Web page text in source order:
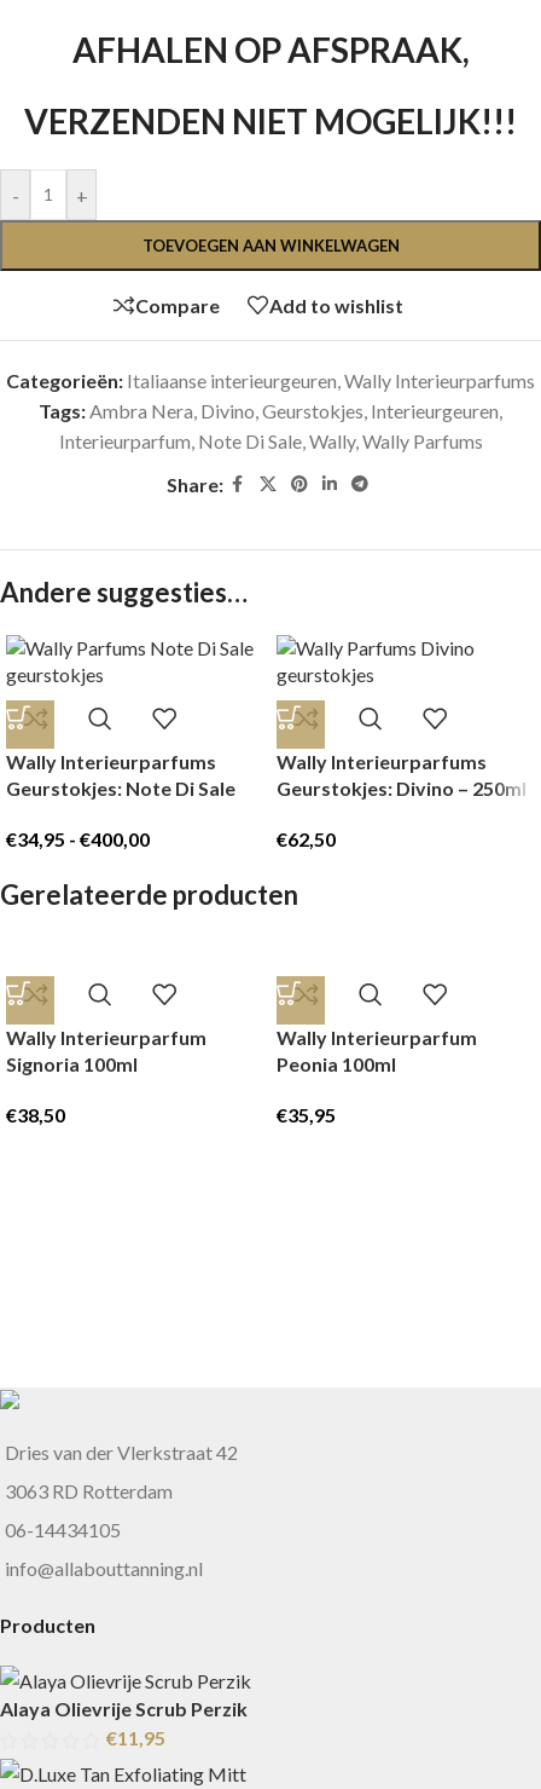
AFHALEN OP AFSPRAAK,
VERZENDEN NIET MOGELIJK!!!
- +
TOEVOEGEN AAN WINKELWAGEN
Compare Add to wishlist
Categorieën: Italiaanse interieurgeuren,Wally Interieurparfums
Tags:Ambra Nera, Divino,Geurstokjes, Interieurgeuren,
Interieurparfum, Note Di Sale,Wally,Wally Parfums
Share:
Andere suggesties…
Wally Interieurparfums
Geurstokjes: Note Di Sale
€34,95 - €400,00
Wally Interieurparfums
Geurstokjes: Divino – 250ml
€62,50
Gerelateerde producten
Wally Interieurparfum
Signoria 100ml
€38,50
Wally Interieurparfum
Peonia 100ml
€35,95
Dries van der Vlerkstraat 42
3063 RD Rotterdam
06-14434105
info@allabouttanning.nl
Producten
Alaya Olievrije Scrub Perzik
€11,95